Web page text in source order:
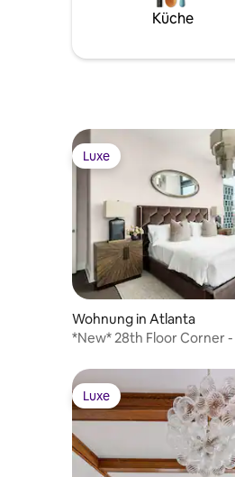
Book your stay today.
Küche
Luxe
Luxe
Wohnung in Atlanta
*New* 28th Floor Corner
Luxe
Luxe